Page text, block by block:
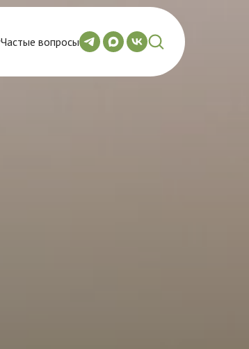
Частые вопросы